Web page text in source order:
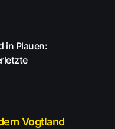
in Plauen:
Vogtland